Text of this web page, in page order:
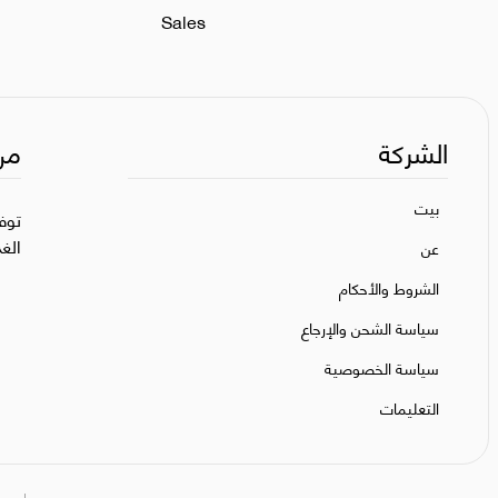
Sales
الشركة
بيت
عن
الشروط والأحكام
سياسة الشحن والإرجاع
سياسة الخصوصية
التعليمات